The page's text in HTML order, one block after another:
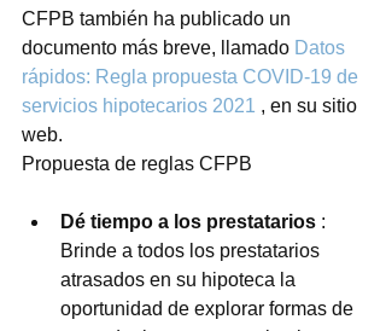
CFPB también ha publicado un
documento más breve, llamado Datos
rápidos: Regla propuesta COVID-19 de
servicios hipotecarios 2021 , en su sitio
web.
Propuesta de reglas CFPB
Dé tiempo a los prestatarios :
Brinde a todos los prestatarios
atrasados ​​en su hipoteca la
oportunidad de explorar formas de